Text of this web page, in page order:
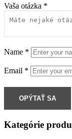
Vaša otázka *
Name *
Email *
Kategórie